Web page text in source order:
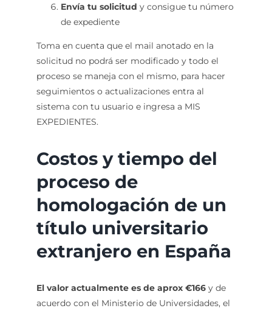
Envía tu solicitud y consigue tu número
de expediente
Toma en cuenta que el mail anotado en la
solicitud no podrá ser modificado y todo el
proceso se maneja con el mismo, para hacer
seguimientos o actualizaciones entra al
sistema con tu usuario e ingresa a MIS
EXPEDIENTES.
Costos y tiempo del
proceso de
homologación de un
título universitario
extranjero en España
El valor actualmente es de aprox €166 y de
acuerdo con el Ministerio de Universidades, el